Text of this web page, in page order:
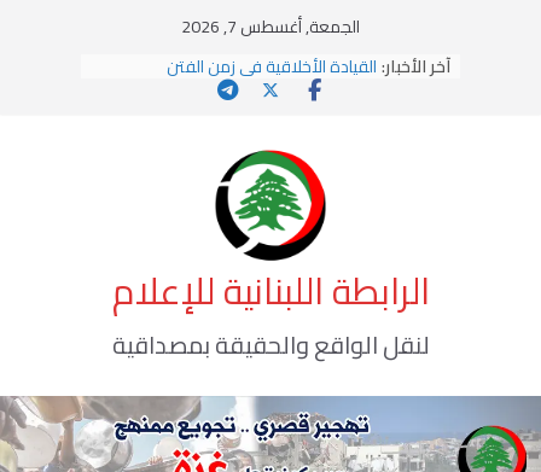
الجمعة, أغسطس 7, 2026
آخر الأخبار:القيادة الأخلاقية في زمن الفتن
الاستلاب الثقافي وتحديات الهوية الإسلامية
يومَ يَفيضُ العَرَقُ
الرابطة اللبنانية للإعلام
لنقل الواقع والحقيقة بمصداقية